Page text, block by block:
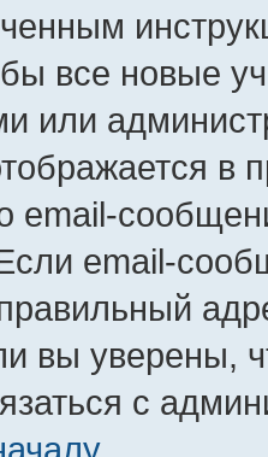
все новые
или
в
email-
email-
вы уверены,
с